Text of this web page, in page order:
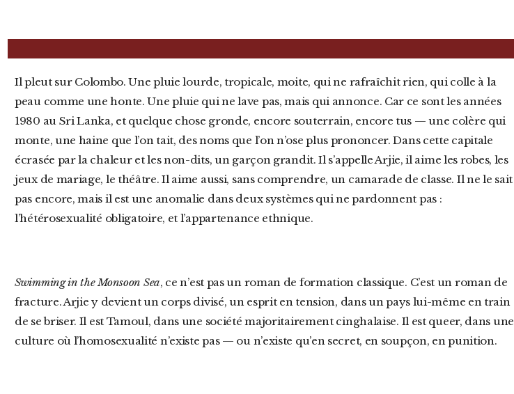
Il pleut sur Colombo. Une pluie lourde, tropicale, moite, qui ne rafraîchit rien, qui colle à la
peau comme une honte. Une pluie qui ne lave pas, mais qui annonce. Car ce sont les années
1980 au Sri Lanka, et quelque chose gronde, encore souterrain, encore tus — une colère qui
monte, une haine que l’on tait, des noms que l’on n’ose plus prononcer. Dans cette capitale
écrasée par la chaleur et les non-dits, un garçon grandit. Il s’appelle Arjie, il aime les robes, les
jeux de mariage, le théâtre. Il aime aussi, sans comprendre, un camarade de classe. Il ne le sait
pas encore, mais il est une anomalie dans deux systèmes qui ne pardonnent pas :
l’hétérosexualité obligatoire, et l’appartenance ethnique.
Swimming in the Monsoon Sea, ce n’est pas un roman de formation classique. C’est un roman de
fracture. Arjie y devient un corps divisé, un esprit en tension, dans un pays lui-même en train
de se briser. Il est Tamoul, dans une société majoritairement cinghalaise. Il est queer, dans une
culture où l’homosexualité n’existe pas — ou n’existe qu’en secret, en soupçon, en punition.